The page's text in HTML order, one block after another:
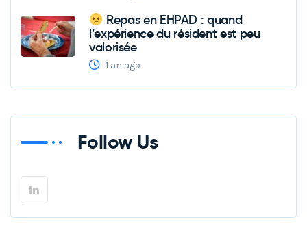
Repas en EHPAD : quand
l’expérience du résident est peu
valorisée
1 an ago
Follow Us